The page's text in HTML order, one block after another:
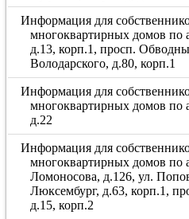
Информация для
многоквартирных домов по
д.13, корп.1, просп.
Володарского, д.80, корп.1
Информация для
многоквартирных домов по
д.22
Информация для
многоквартирных домов по
Ломоносова, д.126, ул.
Люксембург, д.63, корп.1,
д.15, корп.2